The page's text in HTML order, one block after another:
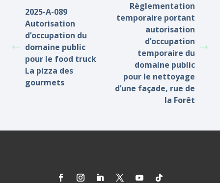
2025-A-089
Autorisation
d’occupation du
domaine public
pour le food truck
La pizza des
gourmets
Règlementation
temporaire portant
autorisation
d’occupation
temporaire du
domaine public
pour le nettoyage
d’une façade, rue de
la Forêt